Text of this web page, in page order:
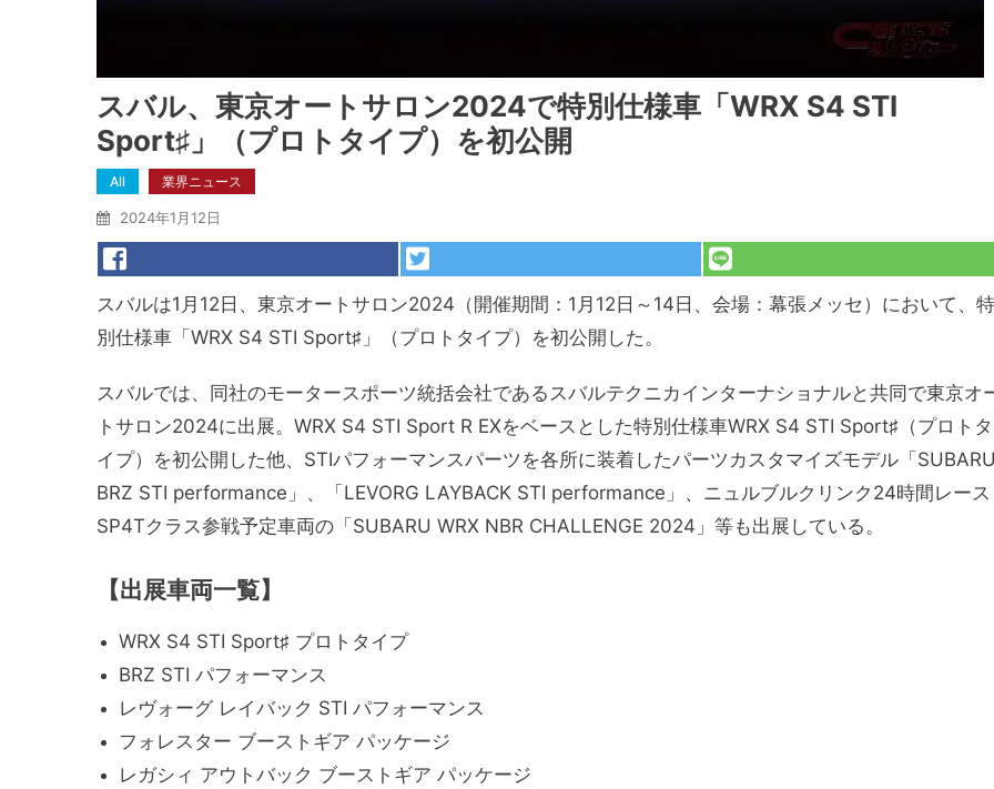
スバル、東京オートサロン2024で特別仕様車「WRX S4 STI
Sport♯」（プロトタイプ）を初公開
All 業界ニュース
2024年1月12日
スバルは1月12日、東京オートサロン2024（開催期間：1月12日～14日、会場：幕張メッセ）において、特
別仕様車「WRX S4 STI Sport♯」（プロトタイプ）を初公開した。
スバルでは、同社のモータースポーツ統括会社であるスバルテクニカインターナショナルと共同で東京オ
トサロン2024に出展。WRX S4 STI Sport R EXをベースとした特別仕様車WRX S4 STI Sport♯（プロトタ
イプ）を初公開した他、STIパフォーマンスパーツを各所に装着したパーツカスタマイズモデル「
BRZ STI performance」、「LEVORG LAYBACK STI performance」、ニュルブルクリンク24時間レース
SP4Tクラス参戦予定車両の「SUBARU WRX NBR CHALLENGE 2024」等も出展している。
【出展車両一覧】
WRX S4 STI Sport♯ プロトタイプ
BRZ STI パフォーマンス
レヴォーグ レイバック STI パフォーマンス
フォレスター ブーストギア パッケージ
レガシィ アウトバック ブーストギア パッケージ